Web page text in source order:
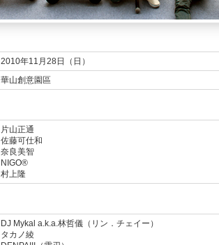
2010年11月28日（日）
華山創意園區
片山正通
佐藤可仕和
奈良美智
NIGO®
村上隆
DJ Mykal a.k.a.林哲儀（リン．チェイー）
タカノ綾